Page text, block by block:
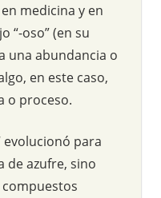
medicina y en
“-oso” (en su
una abundancia o
en este caso,
o proceso.
evolucionó para
de azufre, sino